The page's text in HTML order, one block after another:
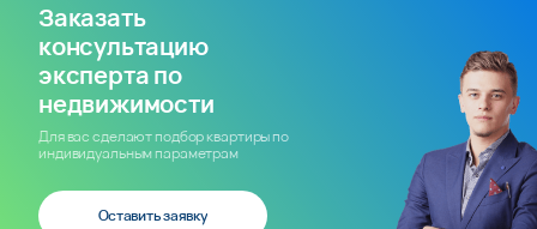
Заказать
консультацию
эксперта по
недвижимости
Для вас сделают подбор квартиры по
индивидуальным параметрам
Оставить заявку